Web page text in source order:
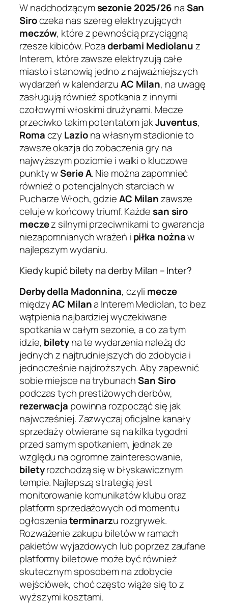
W nadchodzącymsezonie 2025/26 naSan
Siroczeka nas szereg elektryzujących
meczów, które z pewnością przyciągną
rzesze kibiców. Pozaderbami Mediolanuz
Interem, które zawsze elektryzują całe
miasto i stanowią jedno z najważniejszych
wydarzeń w kalendarzuAC Milan, na uwagę
zasługują również spotkania z innymi
czołowymi włoskimi drużynami. Mecze
przeciwko takim potentatom jakJuventus,
Romaczy Laziona własnym stadionie to
zawsze okazja do zobaczenia gry na
najwyższym poziomie i walki o kluczowe
punkty wSerie A. Nie można zapomnieć
również o potencjalnych starciach w
Pucharze Włoch, gdzieAC Milanzawsze
celuje w końcowy triumf. Każdesan siro
meczez silnymi przeciwnikami to gwarancja
niezapomnianych wrażeń i piłka nożnaw
najlepszym wydaniu.
Kiedy kupić bilety na derby Milan – Inter?
Derby della Madonnina, czyli mecze
międzyAC Milana Interem Mediolan, to bez
wątpienia najbardziej wyczekiwane
spotkania w całym sezonie, a co za tym
idzie, biletyna te wydarzenia należą do
jednych z najtrudniejszych do zdobycia i
jednocześnie najdroższych. Aby zapewnić
sobie miejsce na trybunachSan Siro
podczas tych prestiżowych derbów,
rezerwacja powinna rozpocząć się jak
najwcześniej. Zazwyczaj oficjalne kanały
sprzedaży otwierane są na kilka tygodni
przed samym spotkaniem, jednak ze
względu na ogromne zainteresowanie,
biletyrozchodzą się w błyskawicznym
tempie. Najlepszą strategią jest
monitorowanie komunikatów klubu oraz
platform sprzedażowych od momentu
ogłoszeniaterminarzu rozgrywek.
Rozważenie zakupu biletów w ramach
pakietów wyjazdowych lub poprzez zaufane
platformy biletowe może być również
skutecznym sposobem na zdobycie
wejściówek, choć często wiąże się to z
wyższymi kosztami.